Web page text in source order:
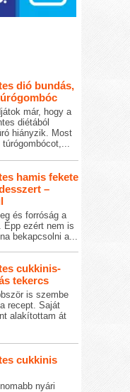
dió bundás,
már, hogy a
diétából
hiányzik. Most
hamis fekete
–
és forróság a
Épp ezért nem is
bekapcsolni a...
cukkinis-
tekercs
is szembe
recept. Saját
alakítottam át
cukkinis
nyári